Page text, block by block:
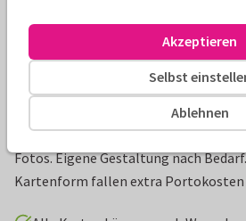
Produktinformation
Geschäftliche Weihnachtskarte mit
Fotos. Eigene Gestaltung nach
Kartenform fallen extra Portokosten
Ablehnen
Selbst
Akzeptieren